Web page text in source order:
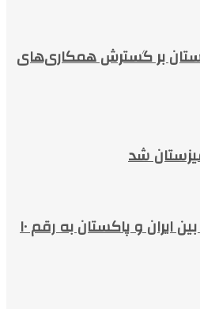
بر گسترش همکاری‌های
شد
افزایش حجم تجارت بین ایران و پاکستان به رقم ۱۰